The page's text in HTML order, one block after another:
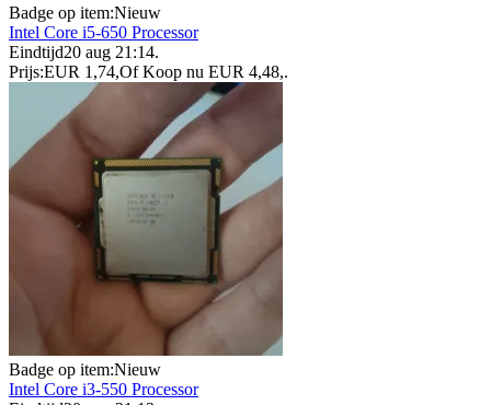
Badge op item:Nieuw
Intel Core i5-650 Processor
Eindtijd20 aug 21:14.
Prijs:EUR 1,74,Of Koop nu EUR 4,48,.
Badge op item:Nieuw
Intel Core i3-550 Processor